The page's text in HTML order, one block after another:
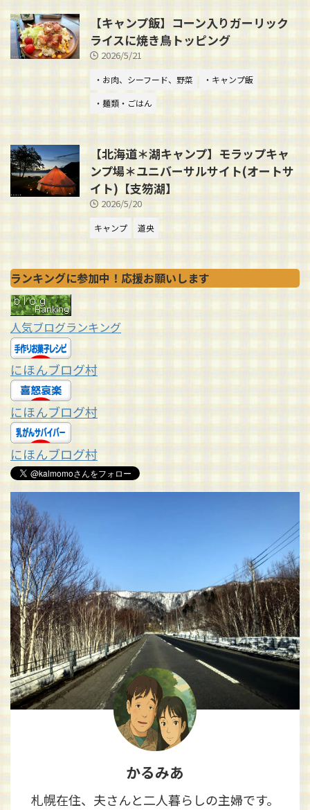
【キャンプ飯】コーン入りガーリック
ライスに焼き鳥トッピング
2026/5/21
・お肉、シーフード、野菜
・キャンプ飯
・麺類・ごはん
【北海道＊湖キャンプ】モラップキャ
ンプ場＊ユニバーサルサイト(オートサ
イト)【支笏湖】
2026/5/20
キャンプ 道央
ランキングに参加中！応援お願いします
人気ブログランキング
にほんブログ村
にほんブログ村
にほんブログ村
かるみあ
札幌在住、夫さんと二人暮らしの主婦です。